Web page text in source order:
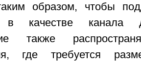
образом, чтобы
в качестве канала
также
где требуется